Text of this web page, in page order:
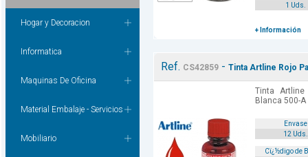
Hogar y Decoracion
Informatica
Maquinas De Oficina
Material Embalaje - Servicios
Mobiliario
1 Uds.
+ Información
Ref. CS42859- Tinta Artline Rojo
Tinta Artline
Blanca 500-A
Envase
12 Uds.
Cï¿½digo de